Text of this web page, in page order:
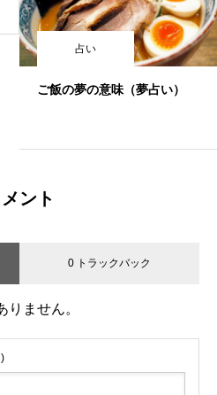
占い
ご飯の夢の意味（夢占い）
ント
0 トラックバック
りません。